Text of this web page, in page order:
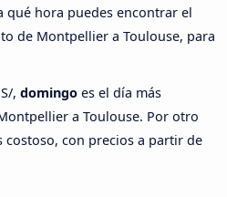
qué hora puedes encontrar el
de Montpellier a Toulouse, para
, domingo es el día más
a Toulouse. Por otro
costoso, con precios a partir de